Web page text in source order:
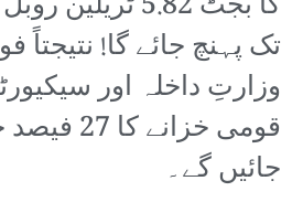
تک پہنچ جائے گا! نتیجتاً
وزارتِ داخلہ اور
قومی
جائیں گے۔